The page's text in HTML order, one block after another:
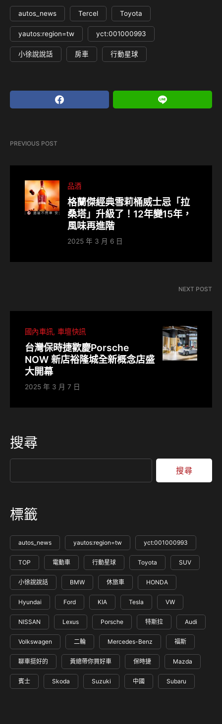
autos_news Tercel Toyota
yautos:region=tw yct:001000993
小徐說說話 房車 行動星球
PREVIOUS POST
品酒
格蘭傑經典雪莉桶威士忌「拉
桑塔」升級了！12年變15年，
風味再進階
2025 年 3 月 6 日
NEXT POST
國內車訊 車壇快訊
台灣保時捷歡慶Porsche
NOW 新店裕隆城全新概念店盛
大開幕
2025 年 3 月 7 日
搜尋
搜尋
標籤
autos_news yautos:region=tw yct:001000993
TOP 電動車 行動星球 Toyota SUV
小徐說說話 BMW 休旅車 HONDA
Hyundai Ford KIA Tesla VW
NISSAN Lexus Porsche 特斯拉 Audi
Volkswagen 二輪 Mercedes-Benz 福斯
聊車挺好的 黃總帶你買好車 保時捷 Mazda
賓士 Skoda Suzuki 中國 Subaru